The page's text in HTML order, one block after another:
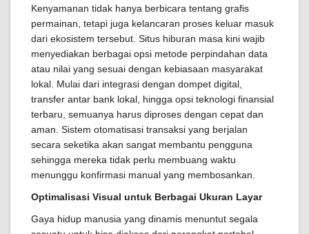
Kenyamanan tidak hanya berbicara tentang grafis
permainan, tetapi juga kelancaran proses keluar masuk
dari ekosistem tersebut. Situs hiburan masa kini wajib
menyediakan berbagai opsi metode perpindahan data
atau nilai yang sesuai dengan kebiasaan masyarakat
lokal. Mulai dari integrasi dengan dompet digital,
transfer antar bank lokal, hingga opsi teknologi finansial
terbaru, semuanya harus diproses dengan cepat dan
aman. Sistem otomatisasi transaksi yang berjalan
secara seketika akan sangat membantu pengguna
sehingga mereka tidak perlu membuang waktu
menunggu konfirmasi manual yang membosankan.
Optimalisasi Visual untuk Berbagai Ukuran Layar
Gaya hidup manusia yang dinamis menuntut segala